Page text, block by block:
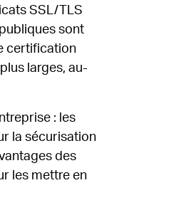
SSL/TLS
sont
certification
larges, au-
: les
la sécurisation
des
les mettre en